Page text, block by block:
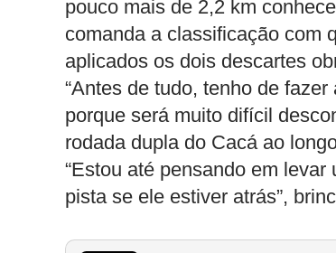
pouco mais de 2,2 km
comanda a classificação com
aplicados os dois descartes
“Antes de tudo, tenho de
porque será muito difícil
rodada dupla do Cacá ao
“Estou até pensando em
pista se ele estiver atrás”,